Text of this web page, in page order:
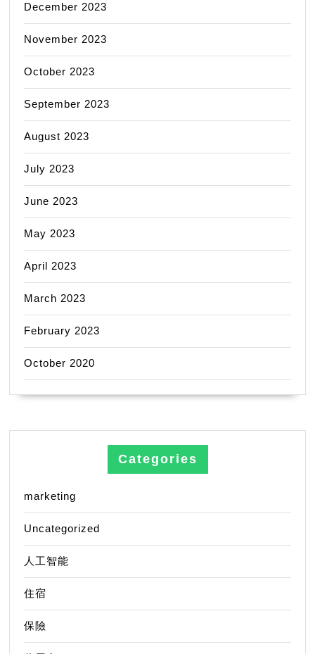
December 2023
November 2023
October 2023
September 2023
August 2023
July 2023
June 2023
May 2023
April 2023
March 2023
February 2023
October 2020
Categories
marketing
Uncategorized
人工智能
住宿
保險